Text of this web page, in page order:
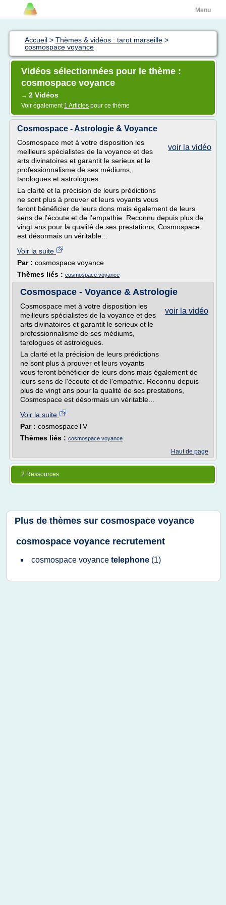
Menu
Accueil > Thèmes & vidéos : tarot marseille >
cosmospace voyance
Vidéos sélectionnées pour le thème :
cosmospace voyance
→ 2 Vidéos
Voir également 1 Articles pour ce thème
Cosmospace - Astrologie & Voyance
voir la vidéo
Cosmospace met à votre disposition les
meilleurs spécialistes de la voyance et des
arts divinatoires et garantit le serieux et le
professionnalisme de ses médiums,
tarologues et astrologues.
La clarté et la précision de leurs prédictions
ne sont plus à prouver et leurs voyants vous
feront bénéficier de leurs dons mais également de leurs
sens de l'écoute et de l'empathie. Reconnu depuis plus de
vingt ans pour la qualité de ses prestations, Cosmospace
est désormais un véritable...
Voir la suite
Par : cosmospace voyance
Thèmes liés : cosmospace voyance
Cosmospace - Voyance & Astrologie
voir la vidéo
Cosmospace met à votre disposition les
meilleurs spécialistes de la voyance et des
arts divinatoires et garantit le serieux et le
professionnalisme de ses médiums,
tarologues et astrologues.
La clarté et la précision de leurs prédictions
ne sont plus à prouver et leurs voyants
vous feront bénéficier de leurs dons mais également de
leurs sens de l'écoute et de l'empathie. Reconnu depuis
plus de vingt ans pour la qualité de ses prestations,
Cosmospace est désormais un véritable...
Voir la suite
Par : cosmospaceTV
Thèmes liés : cosmospace voyance
Haut de page
2 Ressources
Plus de thèmes sur cosmospace voyance
cosmospace voyance recrutement
cosmospace voyance telephone (1)